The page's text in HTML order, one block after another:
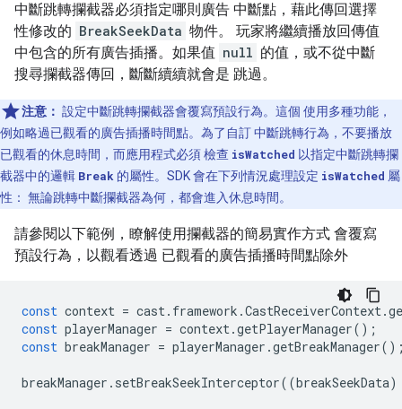
中斷跳轉攔截器必須指定哪則廣告 中斷點，藉此傳回選擇
性修改的 BreakSeekData 物件。 玩家將繼續播放回傳值
中包含的所有廣告插播。如果值 null 的值，或不從中斷
搜尋攔截器傳回，斷斷續續就會是 跳過。
注意： 設定中斷跳轉攔截器會覆寫預設行為。這個 使用多種功能，
例如略過已觀看的廣告插播時間點。為了自訂 中斷跳轉行為，不要播放
已觀看的休息時間，而應用程式必須 檢查 isWatched 以指定中斷跳轉攔
截器中的邏輯 Break 的屬性。SDK 會在下列情況處理設定 isWatched 屬
性： 無論跳轉中斷攔截器為何，都會進入休息時間。
請參閱以下範例，瞭解使用攔截器的簡易實作方式 會覆寫
預設行為，以觀看透過 已觀看的廣告插播時間點除外
const context = cast. framework .CastReceiverContext.
const playerManager = context.getPlayerManager();
const breakManager = playerManager .getBreakManager
breakManager . setBreakSeekInterceptor((breakSeekData)